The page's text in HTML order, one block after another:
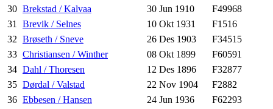
30 Brekstad / Kalvaa 30 Jun 1910
F49968
31 Brevik / Selnes 10 Okt 1931
F1516
32 Brøseth / Sneve 26 Des 1903
F34515
33 Christiansen / Winther 08 Okt 1899
F60591
34 Dahl / Thoresen 12 Des 1896
F32877
35 Dørdal / Valstad 22 Nov 1904
F2882
36 Ebbesen / Hansen 24 Jun 1936
F62293